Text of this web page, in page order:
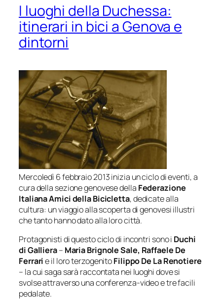
I luoghi della Duchessa:
itinerari in bici a Genova e
dintorni
Mercoledì 6 febbraio 2013 inizia un ciclo di eventi, a
cura della sezione genovese della Federazione
Italiana Amici della Bicicletta, dedicate alla
cultura: un viaggio alla scoperta di genovesi illustri
che tanto hanno dato alla loro città.
Protagonisti di questo ciclo di incontri sono i Duchi
di Galliera– Maria Brignole Sale, Raffaele De
Ferrarie il loro terzogenitoFilippo De La Renotiere
– la cui saga sarà raccontata nei luoghi dove si
svolse attraverso una conferenza-video e tre facili
pedalate.